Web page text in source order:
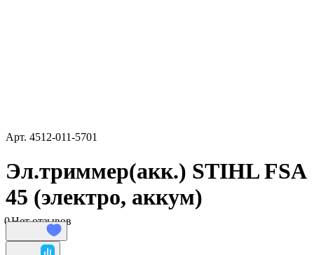
Арт. 4512-011-5701
Эл.триммер(акк.) STIHL FSA
45 (электро, аккум)
0Нет отзывов